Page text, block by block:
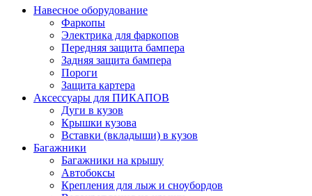
Навесное оборудование
Фаркопы
Электрика для фаркопов
Передняя защита бампера
Задняя защита бампера
Пороги
Защита картера
Аксессуары для ПИКАПОВ
Дуги в кузов
Крышки кузова
Вставки (вкладыши) в кузов
Багажники
Багажники на крышу
Автобоксы
Крепления для лыж и сноубордов